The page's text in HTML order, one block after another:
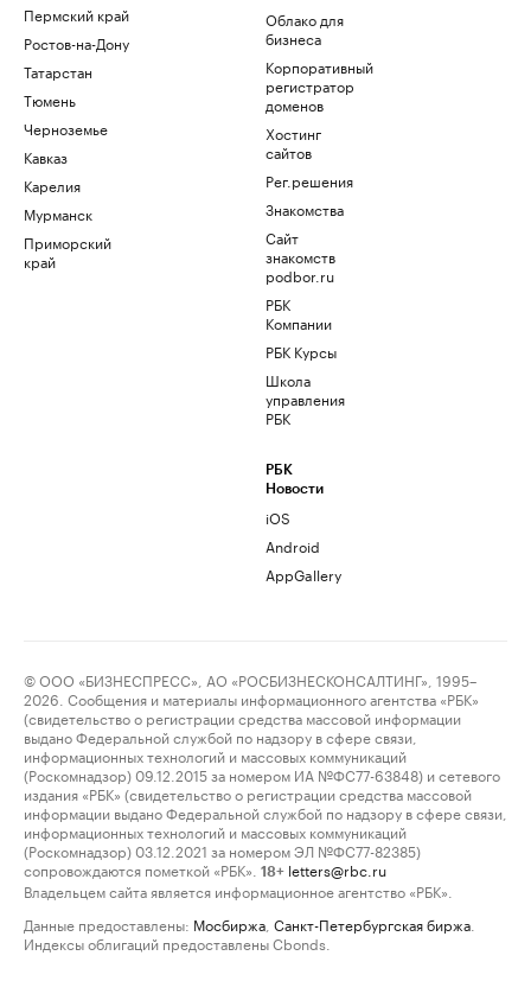
Пермский край
Ростов-на-Дону
Татарстан
Тюмень
Черноземье
Кавказ
Карелия
Мурманск
Приморский
край
Облако для
бизнеса
Корпоративный
регистратор
доменов
Хостинг
сайтов
Рег.решения
Знакомства
Сайт
знакомств
podbor.ru
РБК
Компании
РБК Курсы
Школа
управления
РБК
РБК
Новости
iOS
Android
AppGallery
© ООО «БИЗНЕСПРЕСС», АО «РОСБИЗНЕСКОНСАЛТИНГ», 1995–
2026. Сообщения и материалы информационного агентства «РБК»
(свидетельство о регистрации средства массовой информации
выдано Федеральной службой по надзору в сфере связи,
информационных технологий и массовых коммуникаций
(Роскомнадзор) 09.12.2015 за номером ИА №ФС77-63848) и сетевого
издания «РБК» (свидетельство о регистрации средства массовой
информации выдано Федеральной службой по надзору в сфере связи,
информационных технологий и массовых коммуникаций
(Роскомнадзор) 03.12.2021 за номером ЭЛ №ФС77-82385)
сопровождаются пометкой «РБК».
18+ letters@rbc.ru
Владельцем сайта является информационное агентство «РБК».
Данные предоставлены: Мосбиржа Санкт-Петербургская биржа
Индексы облигаций предоставлены Cbonds.